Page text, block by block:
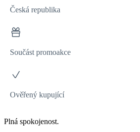
Česká republika
Součást promoakce
Ověřený kupující
Plná spokojenost.